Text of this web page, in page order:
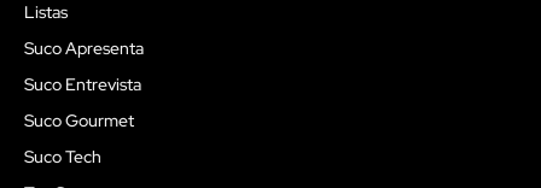
Listas
Suco Apresenta
Suco Entrevista
Suco Gourmet
Suco Tech